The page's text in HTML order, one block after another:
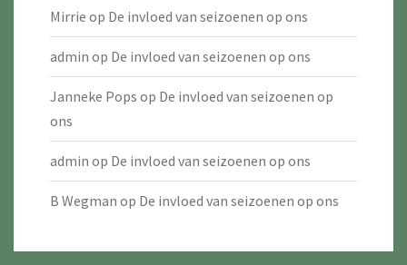
Mirrie op De invloed van seizoenen op ons
admin op De invloed van seizoenen op ons
Janneke Pops op De invloed van seizoenen op
ons
admin op De invloed van seizoenen op ons
B Wegman op De invloed van seizoenen op ons